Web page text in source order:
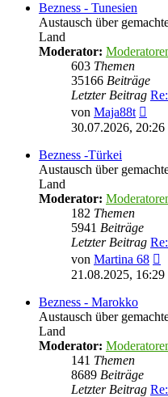
Bezness - Tunesien
Austausch über
Land
Moderator:
603 Themen
35166 Beiträge
Letzter Beitrag
von Maja88t
30.07.2026, 20:26
Bezness -Türkei
Austausch über
Land
Moderator:
182 Themen
5941 Beiträge
Letzter Beitrag
von Martina 68
21.08.2025, 16:29
Bezness - Marokko
Austausch über
Land
Moderator:
141 Themen
8689 Beiträge
Letzter Beitrag